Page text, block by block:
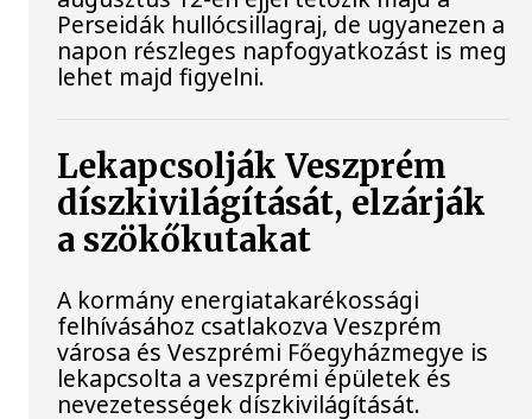
Perseidák hullócsillagraj, de ugyanezen a
napon részleges napfogyatkozást is meg
lehet majd figyelni.
Lekapcsolják Veszprém
díszkivilágítását, elzárják
a szökőkutakat
A kormány energiatakarékossági
felhívásához csatlakozva Veszprém
városa és Veszprémi Főegyházmegye is
lekapcsolta a veszprémi épületek és
nevezetességek díszkivilágítását.